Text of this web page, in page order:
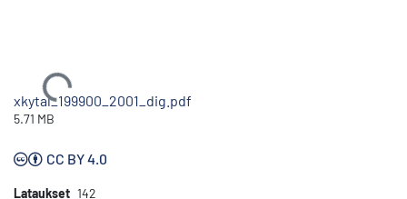
Ladataan...
xkytal_199900_2001_dig.pdf
5.71 MB
CC BY 4.0
Lataukset 142